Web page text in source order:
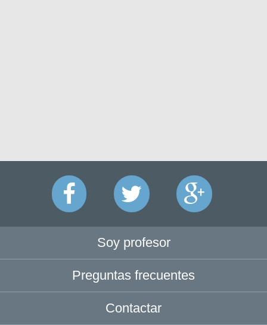
Soy profesor
Preguntas frecuentes
Contactar